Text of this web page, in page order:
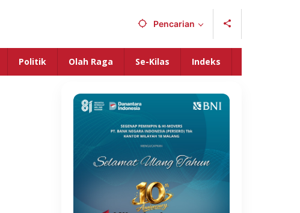
Pencarian
Politik Olah Raga Se-Kilas Indeks